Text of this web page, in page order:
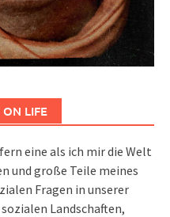
ON LIFE
eine als ich mir die Welt
und große Teile meines
Fragen in unserer
Landschaften,